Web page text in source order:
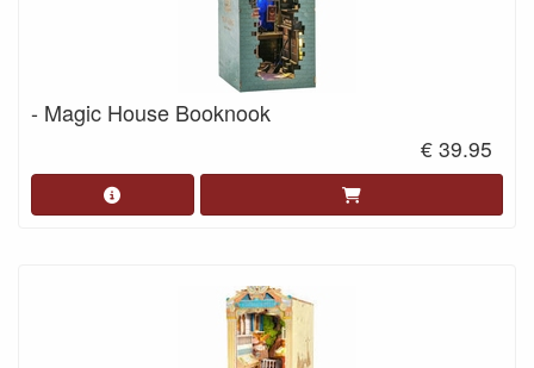
- Magic House Booknook
€ 39.95